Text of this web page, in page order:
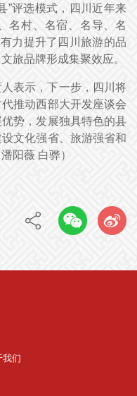
”评选模式，四川近年来
名村、名宿、名导、名
力提升了四川旅游的品
旅品牌形成集聚效应。
表示，下一步，四川将
推动西部大开发座谈会
势，发展独具特色的县
文化强省、旅游强省和
阳薇 白骅）
我们